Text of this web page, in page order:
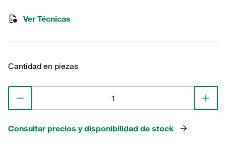
Ver Técnicas
Cantidad en piezas
Consultar precios y disponibilidad de stock